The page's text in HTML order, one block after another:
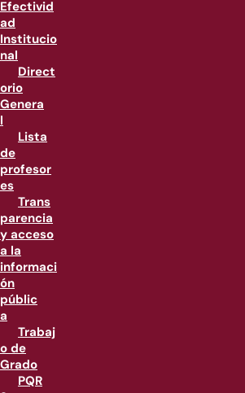
Efectivid
ad
Institucio
nal
Direct
orio
Genera
l
Lista
de
profesor
es
Trans
parencia
y acceso
a la
informaci
ón
públic
a
Trabaj
o de
Grado
PQR